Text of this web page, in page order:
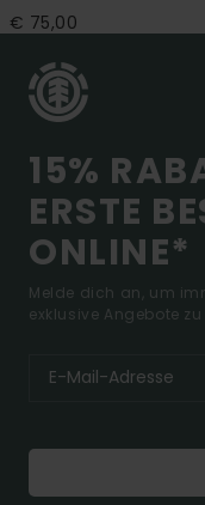
€ 75,00
15%
ERSTE
ONLINE*
Melde dich an, um
exklusive Angebote zu